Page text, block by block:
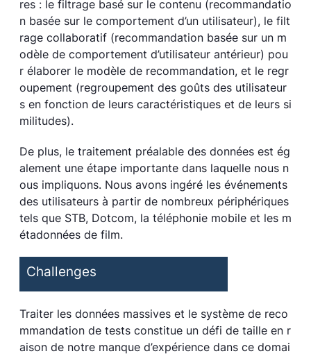
res : le filtrage basé sur le contenu (recommandatio
n basée sur le comportement d’un utilisateur), le filt
rage collaboratif (recommandation basée sur un m
odèle de comportement d’utilisateur antérieur) pou
r élaborer le modèle de recommandation, et le regr
oupement (regroupement des goûts des utilisateur
s en fonction de leurs caractéristiques et de leurs si
militudes).
De plus, le traitement préalable des données est ég
alement une étape importante dans laquelle nous n
ous impliquons. Nous avons ingéré les événements
des utilisateurs à partir de nombreux périphériques
tels que STB, Dotcom, la téléphonie mobile et les m
étadonnées de film.
Challenges
Traiter les données massives et le système de reco
mmandation de tests constitue un défi de taille en r
aison de notre manque d’expérience dans ce domai